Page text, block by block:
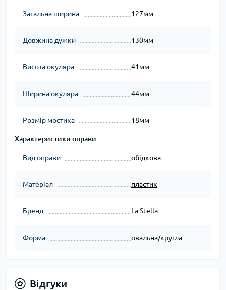
Загальна ширина 127мм
Довжина дужки 130мм
Висота окуляра 41мм
Ширина окуляра 44мм
Розмір мостика 18мм
Характеристики оправи
Вид оправи обідкова
Матеріал пластик
Бренд La Stella
Форма овальна/кругла
Відгуки